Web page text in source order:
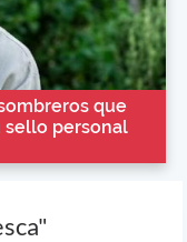
que
sello personal